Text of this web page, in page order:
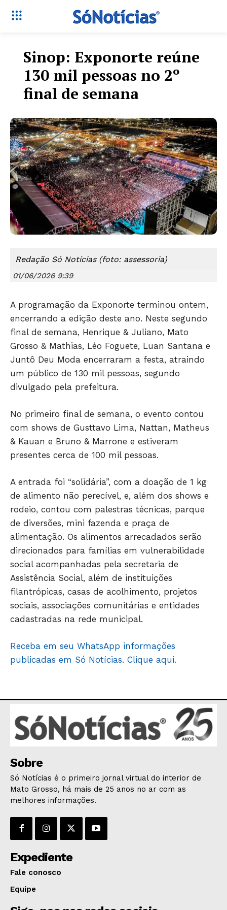
Só Notícias
JUNTE-SE NO WHATSAPP
HOME
POLÍTICA
POLÍCIA
ESPORTES
ECONOMIA
GERAL
EDUCAÇÃO
Sinop: Exponorte reúne
130 mil pessoas no 2º
final de semana
Redação Só Notícias (foto: assessoria)
01/06/2026 9:39
A programação da Exponorte terminou ontem,
encerrando a edição deste ano. Neste segundo
final de semana, Henrique & Juliano, Mato
Grosso & Mathias, Léo Foguete, Luan Santana e
Juntô Deu Moda encerraram a festa, atraindo
um público de 130 mil pessoas, segundo
divulgado pela prefeitura.
No primeiro final de semana, o evento contou
com shows de Gusttavo Lima, Nattan, Matheus
& Kauan e Bruno & Marrone e estiveram
presentes cerca de 100 mil pessoas.
A entrada foi “solidária”, com a doação de 1 kg
de alimento não perecível, e, além dos shows e
rodeio, contou com palestras técnicas, parque
de diversões, mini fazenda e praça de
alimentação. Os alimentos arrecadados serão
direcionados para famílias em vulnerabilidade
social acompanhadas pela secretaria de
Assistência Social, além de instituições
filantrópicas, casas de acolhimento, projetos
sociais, associações comunitárias e entidades
cadastradas na rede municipal.
Receba em seu WhatsApp informações
publicadas em Só Notícias. Clique aqui.
Sobre
Só Notícias é o primeiro jornal virtual do interior de
Mato Grosso, há mais de 25 anos no ar com as
melhores informações.
Expediente
Fale conosco
Equipe